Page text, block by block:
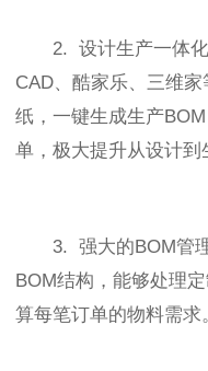
2. 设计生产一体化
CAD、酷家乐、三维
纸，一键生成生产
单，极大提升从设计到
3. 强大的BOM管理
BOM结构，能够处理
算每笔订单的物料需求